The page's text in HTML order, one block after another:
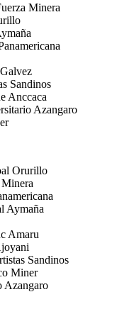
Minera
Sandinos
Anccaca
Azangaro
Orurillo
Aymaña
Amaru
Sandinos
Miner
Azangaro